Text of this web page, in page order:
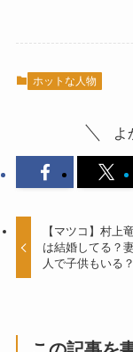
ホットな人物
よ
【マツコ】村上
は結婚してる？
人で子供もいる？